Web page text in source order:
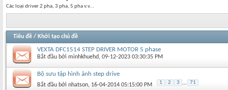
Các loại driver 2 pha, 3 pha, 5 pha v.v...
Tiêu đề / Khởi tạo chủ đề
VEXTA DFC1514 STEP DRIVER MOTOR 5 phase
Bắt đầu bởi minhkhuehd‎, 09-12-2023 03:30:35 PM
Bộ sưu tập hình ảnh step drive
Bắt đầu bởi nhatson‎, 16-04-2014 05:15:00 PM 1 2 3 ... 71